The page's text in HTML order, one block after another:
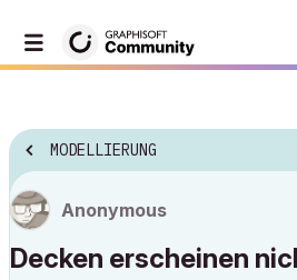
MODELLIERUNG
Anonymous
Decken erscheinen